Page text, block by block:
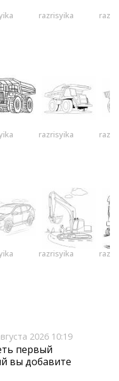
razrisyika
razrisyika
razrisyika
2026 10:19
первый
вы добавите